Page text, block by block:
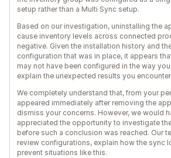
setup rather than a Multi Sync setup.
Based on our investigation, uninstalling the
cause inventory levels across connected
negative. Given the installation history and
configuration that was in place, it appears
may not have been configured in the way
explain the unexpected results you
We completely understand that, from your
appeared immediately after removing the
dismiss your concerns. However, we would
appreciated the opportunity to investigate
before such a conclusion was reached. Our
review configurations, explain how the sync
prevent situations like this.